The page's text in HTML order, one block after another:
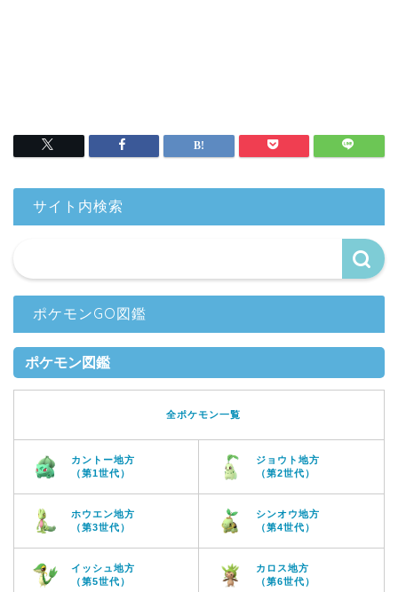
サイト内検索
ポケモンGO図鑑
ポケモン図鑑
全ポケモン一覧
カントー地方
（第1世代）
ジョウト地方
（第2世代）
ホウエン地方
（第3世代）
シンオウ地方
（第4世代）
イッシュ地方
（第5世代）
カロス地方
（第6世代）